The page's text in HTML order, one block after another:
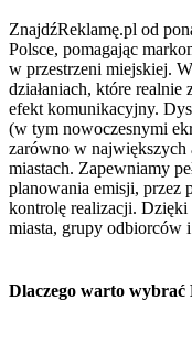
ZnajdźReklamę.pl od
Polsce, pomagając
w przestrzeni miejskiej.
działaniach, które
efekt komunikacyjny.
(w tym nowoczesnymi
zarówno w największych
miastach. Zapewniamy
planowania emisji, przez
kontrolę realizacji. Dzięki
miasta, grupy odbiorców
Dlaczego warto wybrać